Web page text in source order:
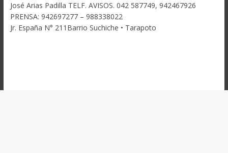
José Arias Padilla TELF. AVISOS. 042 587749, 942467926
PRENSA: 942697277 – 988338022
Jr. España N° 211Barrio Suchiche • Tarapoto